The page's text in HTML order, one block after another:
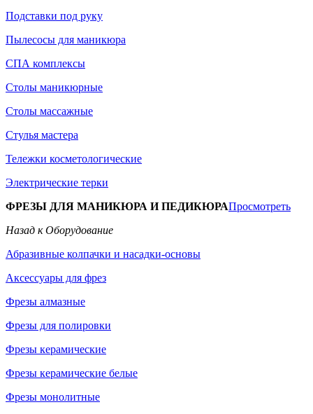
Подставки под руку
Пылесосы для маникюра
СПА комплексы
Столы маникюрные
Столы массажные
Стулья мастера
Тележки косметологические
Электрические терки
ФРЕЗЫ ДЛЯ МАНИКЮРА И ПЕДИКЮРАПросмотреть
Назад к Оборудование
Абразивные колпачки и насадки-основы
Аксессуары для фрез
Фрезы алмазные
Фрезы для полировки
Фрезы керамические
Фрезы керамические белые
Фрезы монолитные